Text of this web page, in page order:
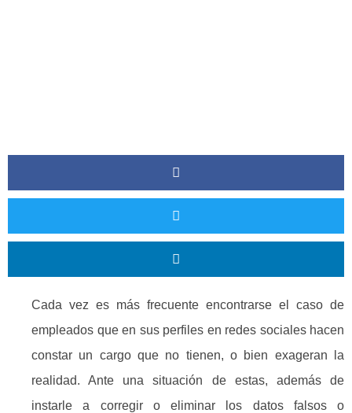
Cada vez es más frecuente encontrarse el caso de
empleados que en sus perfiles en redes sociales hacen
constar un cargo que no tienen, o bien exageran la
realidad. Ante una situación de estas, además de
instarle a corregir o eliminar los datos falsos o